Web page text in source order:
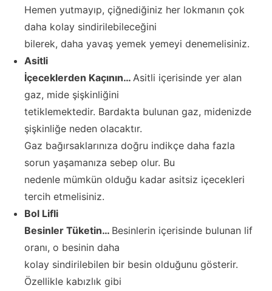
Hemen yutmayıp, çiğnediğiniz her lokmanın çok
daha kolay sindirilebileceğini
bilerek, daha yavaş yemek yemeyi denemelisiniz.
Asitli
İçeceklerden Kaçının… Asitli içerisinde yer alan
gaz, mide şişkinliğini
tetiklemektedir. Bardakta bulunan gaz, midenizde
şişkinliğe neden olacaktır.
Gaz bağırsaklarınıza doğru indikçe daha fazla
sorun yaşamanıza sebep olur. Bu
nedenle mümkün olduğu kadar asitsiz içecekleri
tercih etmelisiniz.
Bol Lifli
Besinler Tüketin… Besinlerin içerisinde bulunan lif
oranı, o besinin daha
kolay sindirilebilen bir besin olduğunu gösterir.
Özellikle kabızlık gibi